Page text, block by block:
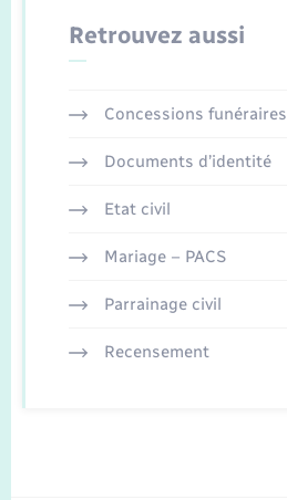
Retrouvez aussi
Concessions funéraires
Documents d’identité
Etat civil
Mariage – PACS
Parrainage civil
Recensement